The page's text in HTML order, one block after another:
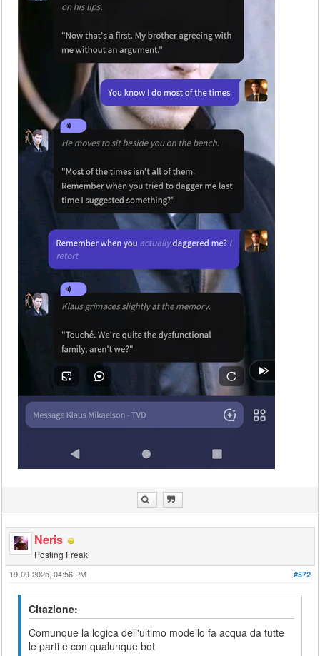
Neris
Posting Freak
#572
19-09-2025, 04:56 PM
Citazione:
Comunque la logica dell'ultimo modello fa acqua da tutte
le parti e con qualunque bot